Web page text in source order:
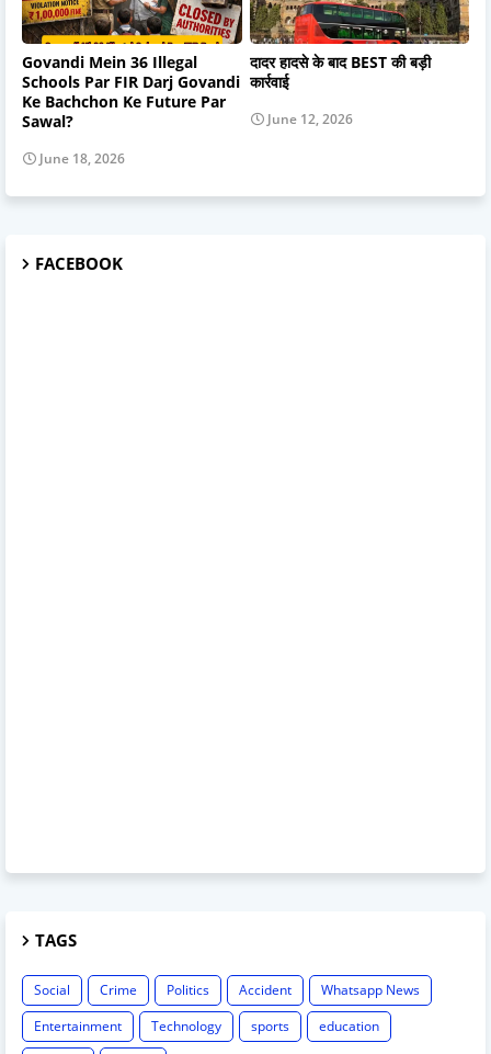
Govandi Mein 36 Illegal
Schools Par FIR Darj Govandi
Ke Bachchon Ke Future Par
Sawal?
June 18, 2026
दादर हादसे के बाद BEST की बड़ी
कार्रवाई
June 12, 2026
FACEBOOK
TAGS
Social Crime Politics Accident
Whatsapp News
Entertainment
Technology sports
education